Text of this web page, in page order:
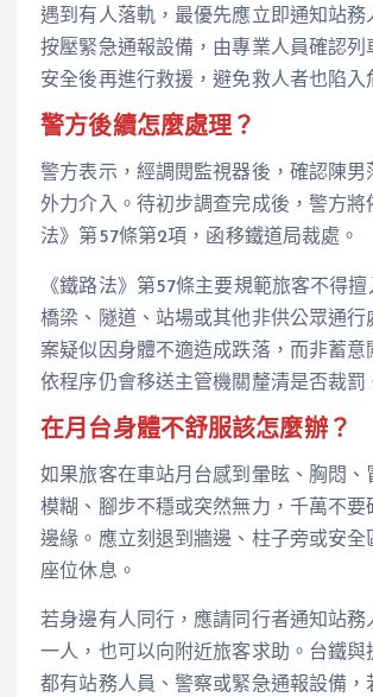
遇到有人落軌，最優先應立即通知站務
按壓緊急通報設備，由專業人員確認列
安全後再進行救援，避免救人者也陷入
警方後續怎麼處理？
警方表示，經調閱監視器後，確認陳男
外力介入。待初步調查完成後，警方將
法》第57條第2項，函移鐵道局裁處。
《鐵路法》第57條主要規範旅客不得擅
橋梁、隧道、站場或其他非供公眾通行
案疑似因身體不適造成跌落，而非蓄意
依程序仍會移送主管機關釐清是否裁罰
在月台身體不舒服該怎麼辦？
如果旅客在車站月台感到暈眩、胸悶、
模糊、腳步不穩或突然無力，千萬不要
邊緣。應立刻退到牆邊、柱子旁或安全
座位休息。
若身邊有人同行，應請同行者通知站務
一人，也可以向附近旅客求助。台鐵與
都有站務人員、警察或緊急通報設備，